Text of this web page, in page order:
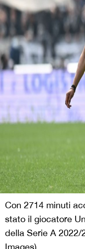
Con 2714 minuti
stato il giocatore
della Serie A